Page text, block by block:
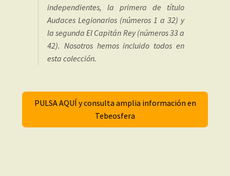
independientes, la primera de título
Audaces Legionarios (números 1 a 32) y
la segunda El Capitán Rey (números 33 a
42). Nosotros hemos incluido todos en
esta colección.
PULSA AQUÍ y consulta amplia información en
Tebeosfera